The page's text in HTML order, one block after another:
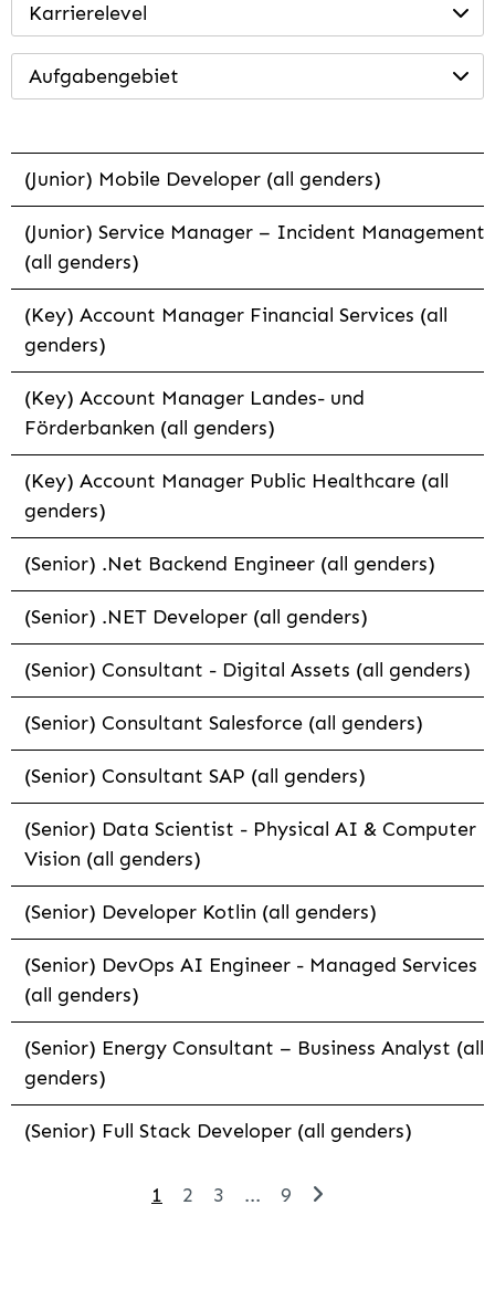
Karrierelevel
Aufgabengebiet
(Junior) Mobile Developer (all genders)
(Junior) Service Manager – Incident Management
(all genders)
(Key) Account Manager Financial Services (all
genders)
(Key) Account Manager Landes- und
Förderbanken (all genders)
(Key) Account Manager Public Healthcare (all
genders)
(Senior) .Net Backend Engineer (all genders)
(Senior) .NET Developer (all genders)
(Senior) Consultant - Digital Assets (all genders)
(Senior) Consultant Salesforce (all genders)
(Senior) Consultant SAP (all genders)
(Senior) Data Scientist - Physical AI & Computer
Vision (all genders)
(Senior) Developer Kotlin (all genders)
(Senior) DevOps AI Engineer - Managed Services
(all genders)
(Senior) Energy Consultant – Business Analyst (all
genders)
(Senior) Full Stack Developer (all genders)
1 2 3 ... 9